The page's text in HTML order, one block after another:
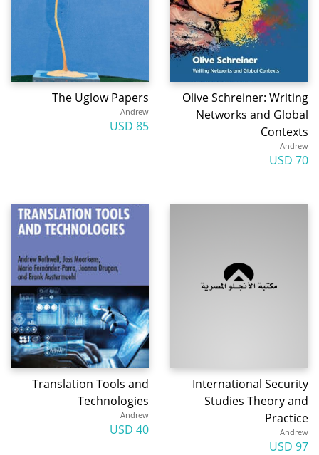
Olive Schreiner: Writing
Networks and Global
Contexts
Andrew
70 USD
The Uglow Papers
Andrew
85 USD
International Security
Studies Theory and
Practice
Andrew
97 USD
Translation Tools and
Technologies
Andrew
40 USD